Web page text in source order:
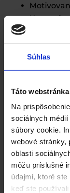
Súhlas
Táto
Na
sociálnych
súbory cookie.
webové stránky,
oblasti
môžu príslušné
údajmi, ktoré
keď ste
Komunita
Zistiť viac
špičkové
jazyková
učebňa
chemická
učebňa